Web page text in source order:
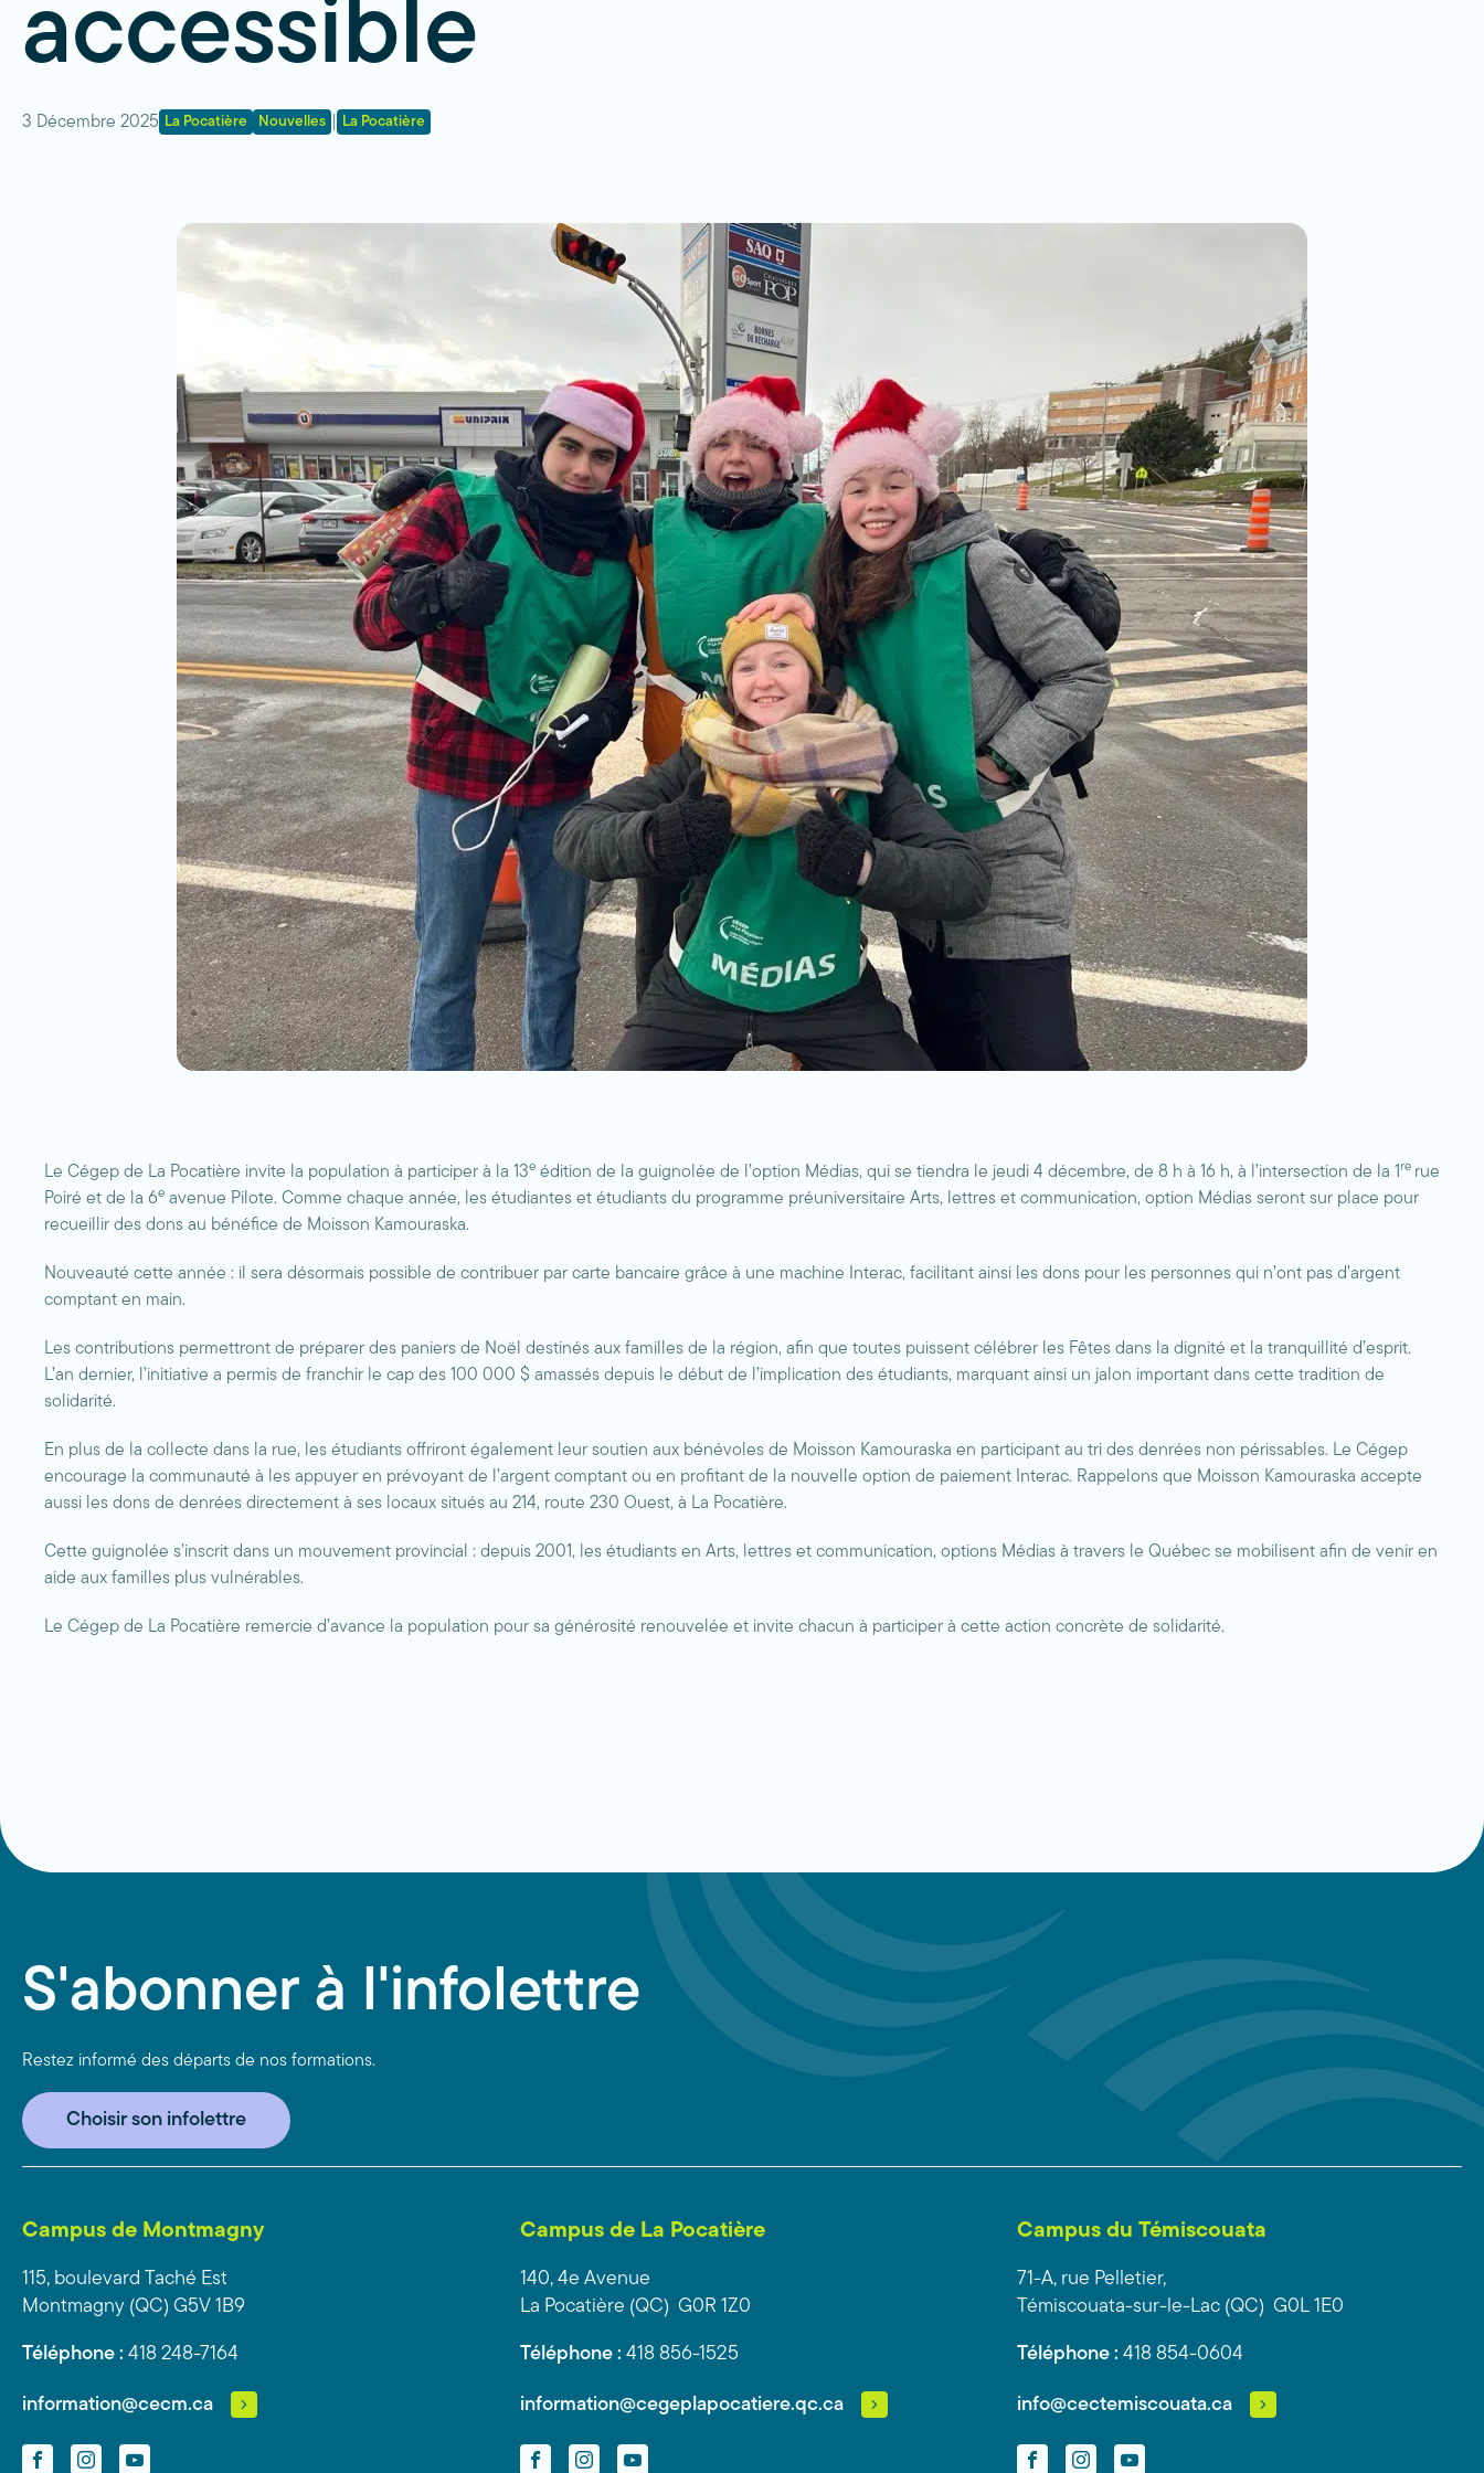
accessible
3 Décembre 2025 La Pocatière Nouvelles La Pocatière
Le Cégep de La Pocatière invite la population à participer à la 13e édition de la guignolée de l’option Médias, qui se tiendra le jeudi 4 décembre, de 8 h à 16 h, à l’intersection de la 1 re rue
Poiré et de la 6e avenue Pilote. Comme chaque année, les étudiantes et étudiants du programme préuniversitaire Arts, lettres et communication, option Médias seront sur place pour
recueillir des dons au bénéfice de Moisson Kamouraska.
Nouveauté cette année : il sera désormais possible de contribuer par carte bancaire grâce à une machine Interac, facilitant ainsi les dons pour les personnes qui n’ont pas d’argent
comptant en main.
Les contributions permettront de préparer des paniers de Noël destinés aux familles de la région, afin que toutes puissent célébrer les Fêtes dans la dignité et la tranquillité d’esprit.
L’an dernier, l’initiative a permis de franchir le cap des 100 000 $ amassés depuis le début de l’implication des étudiants, marquant ainsi un jalon important dans cette tradition de
solidarité.
En plus de la collecte dans la rue, les étudiants offriront également leur soutien aux bénévoles de Moisson Kamouraska en participant au tri des denrées non périssables. Le Cégep
encourage la communauté à les appuyer en prévoyant de l’argent comptant ou en profitant de la nouvelle option de paiement Interac. Rappelons que Moisson Kamouraska accepte
aussi les dons de denrées directement à ses locaux situés au 214, route 230 Ouest, à La Pocatière.
Cette guignolée s’inscrit dans un mouvement provincial : depuis 2001, les étudiants en Arts, lettres et communication, options Médias à travers le Québec se mobilisent afin de venir en
aide aux familles plus vulnérables.
Le Cégep de La Pocatière remercie d’avance la population pour sa générosité renouvelée et invite chacun à participer à cette action concrète de solidarité.
S'abonner à l'infolettre
Restez informé des départs de nos formations.
Choisir son infolettre
Campus de Montmagny
115, boulevard Taché Est
Montmagny (QC) G5V 1B9
Téléphone : 418 248-7164
information@cecm.ca
FacebookInstagramYouTube
Campus de La Pocatière
140, 4e Avenue
La Pocatière (QC) G0R 1Z0
Téléphone : 418 856-1525
information@cegeplapocatiere.qc.ca
FacebookInstagramYouTube
Campus du Témiscouata
71-A, rue Pelletier,
Témiscouata-sur-le-Lac (QC) G0L 1E0
Téléphone : 418 854-0604
info@cectemiscouata.ca
FacebookInstagramYouTube